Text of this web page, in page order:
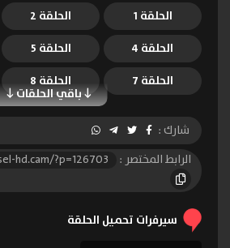
الحلقة 1 الحلقة 2
الحلقة 4
الحلقة 5
باقي الحلقات
الحلقة 7 الحلقة 8
شارك :
الرابط المختصر :
hd.cam/?p=126703
سيرفرات تحميل الحلقة